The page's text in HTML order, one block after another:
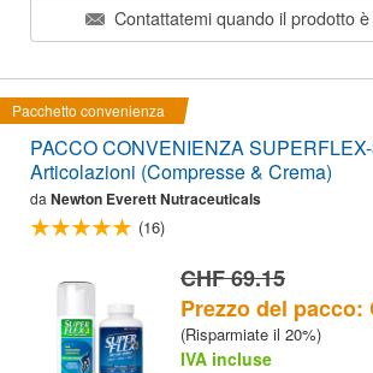
Contattatemi quando il prodotto
Pacchetto convenienza
PACCO CONVENIENZA
Articolazioni (Compresse & Crema)
da Newton Everett Nutraceuticals
(16)
CHF 69.15
Prezzo del pacco:
(Risparmiate il 20%)
IVA incluse